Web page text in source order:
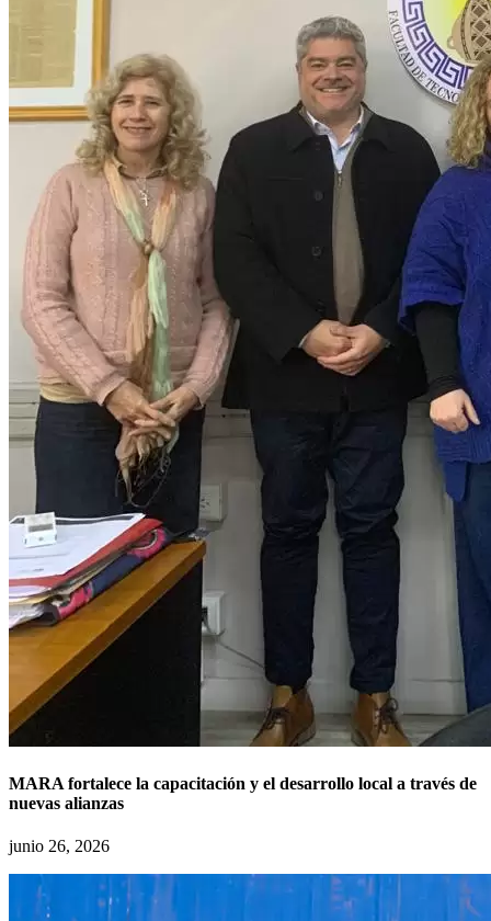
MARA fortalece la capacitación y el desarrollo local a través de
nuevas alianzas
junio 26, 2026